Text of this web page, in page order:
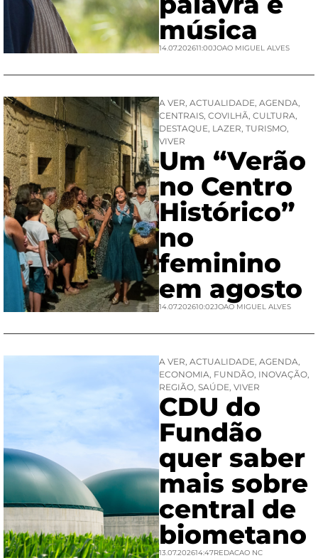
música
14.07.202611:00JOAO MIGUEL ALVES
A VER, ACTUALIDADE, AGENDA,
CENTRAIS, COVILHÃ, CULTURA,
DESTAQUE, LAZER, TURISMO,
VIVER
Um “Verão
no Centro
Histórico”
no
feminino
em agosto
14.07.202610:02JOAO MIGUEL ALVES
A VER, ACTUALIDADE, AGENDA,
ECONOMIA, FUNDÃO, INOVAÇÃO,
REGIÃO, SAÚDE, VIVER
CDU do
Fundão
quer saber
mais sobre
central de
biometano
13.07.202614:47REDACAO NC